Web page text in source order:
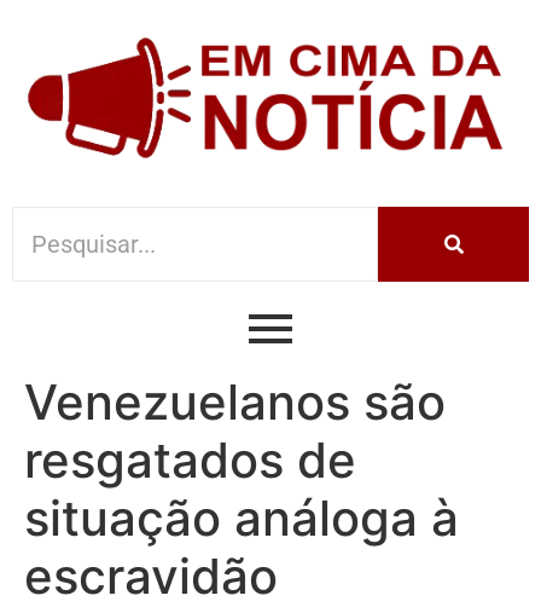
Venezuelanos são
resgatados de
situação análoga à
escravidão